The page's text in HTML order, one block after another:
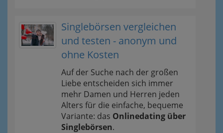
Singlebörsen vergleichen
und testen - anonym und
ohne Kosten
Auf der Suche nach der großen
Liebe entscheiden sich immer
mehr Damen und Herren jeden
Alters für die einfache, bequeme
Variante: das Onlinedating über
Singlebörsen.